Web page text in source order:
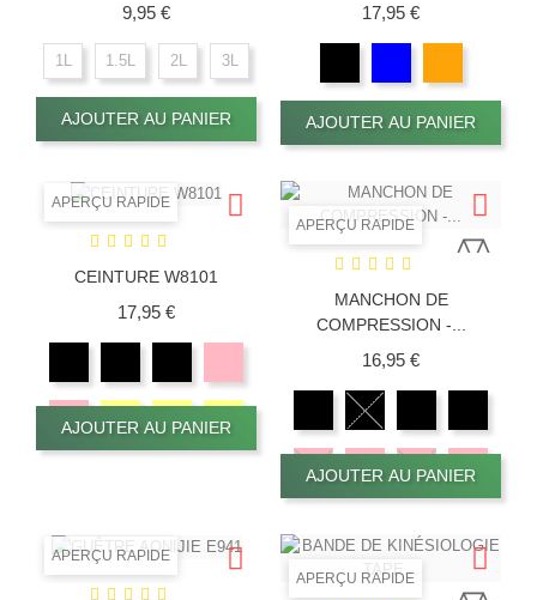
9,95 €Prix
1L 1.5L 2L 3L
AJOUTER AU PANIER
17,95 €Prix
AJOUTER AU PANIER
APERÇU RAPIDE
CEINTURE W8101
17,95 €Prix
AJOUTER AU PANIER
APERÇU RAPIDE
MANCHON DE
COMPRESSION -...
16,95 €Prix
AJOUTER AU PANIER
APERÇU RAPIDE
APERÇU RAPIDE